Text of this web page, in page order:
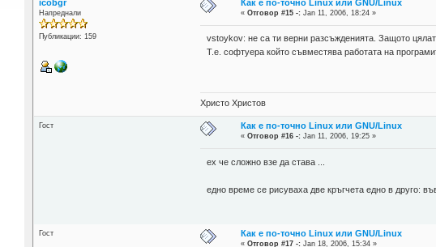
icobgr
Напреднали
Публикации: 159
Как е по-точно Linux или GNU/Linux
«Отговор #15 -: Jan 11, 2006, 18:24 »
vstoykov: не са ти верни разсъжденията. Защото
Т.е. софтуера който съвместява работата на
Христо Христов
Гост Как е по-точно Linux или GNU/Linux
«Отговор #16 -: Jan 11, 2006, 19:25 »
ех че сложно взе да става ...
едно време се рисуваха две кръгчета едно в друго:
Гост Как е по-точно Linux или GNU/Linux
«Отговор #17 -: Jan 18, 2006, 15:34 »